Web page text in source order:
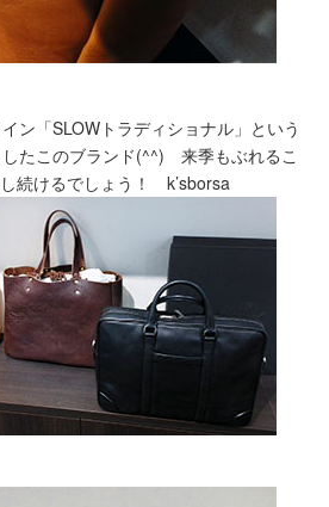
ン「SLOWトラディショナル」という
たこのブランド(^^) 来季もぶれるこ
続けるでしょう！ k’sborsa